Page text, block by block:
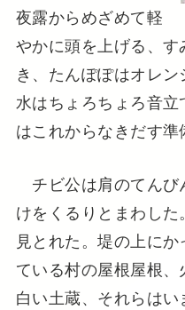
夜露からめざめて軽
やかに頭を上げる、
き、たんぽぽはオレ
水はちょろちょろ音
はこれからなきだす準
チビ公は肩のてんび
けをくるりとまわし
見とれた。堤の上に
ている村の屋根屋根、
白い土蔵、それらは